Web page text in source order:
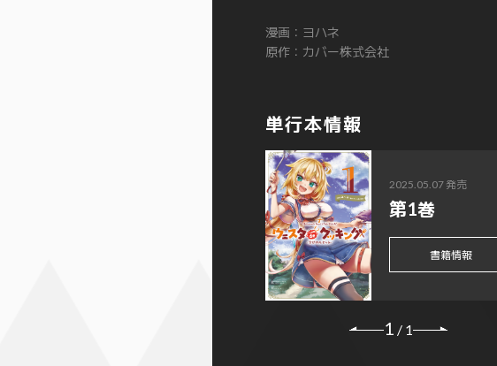
漫画：ヨハネ
原作：カバー株式会社
単行本情報
2025.05.07 発売
第1巻
書籍情報
1 / 1